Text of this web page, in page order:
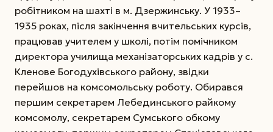
робітником на шахті в м. Дзержинську. У 1933–
1935 роках, після закінчення вчительських курсів,
працював учителем у школі, потім помічником
директора училища механізаторських кадрів у с.
Кленове Бого­ду­хівського району, звідки
перейшов на комсомольську роботу. Обирався
першим секретарем Лебединсько­го райкому
комсомолу, секретарем Сумського обкому